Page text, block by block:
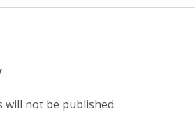
will not be published.